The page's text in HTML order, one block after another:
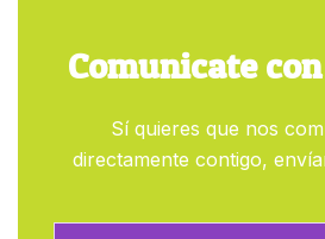
Comunicate
Sí quieres que nos
directamente contigo,